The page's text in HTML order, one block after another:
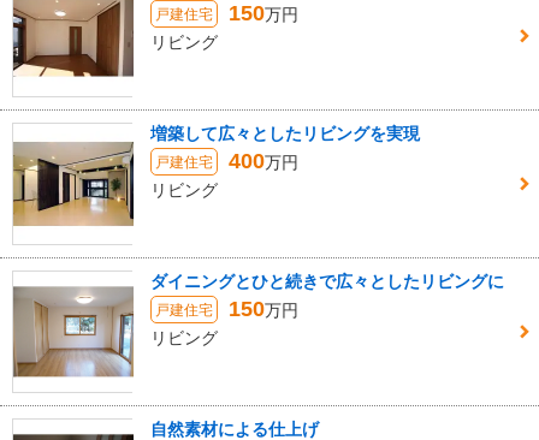
戸建住宅 150万円
リビング
増築して広々としたリビングを実現
戸建住宅 400万円
リビング
ダイニングとひと続きで広々としたリビングに
戸建住宅 150万円
リビング
自然素材による仕上げ